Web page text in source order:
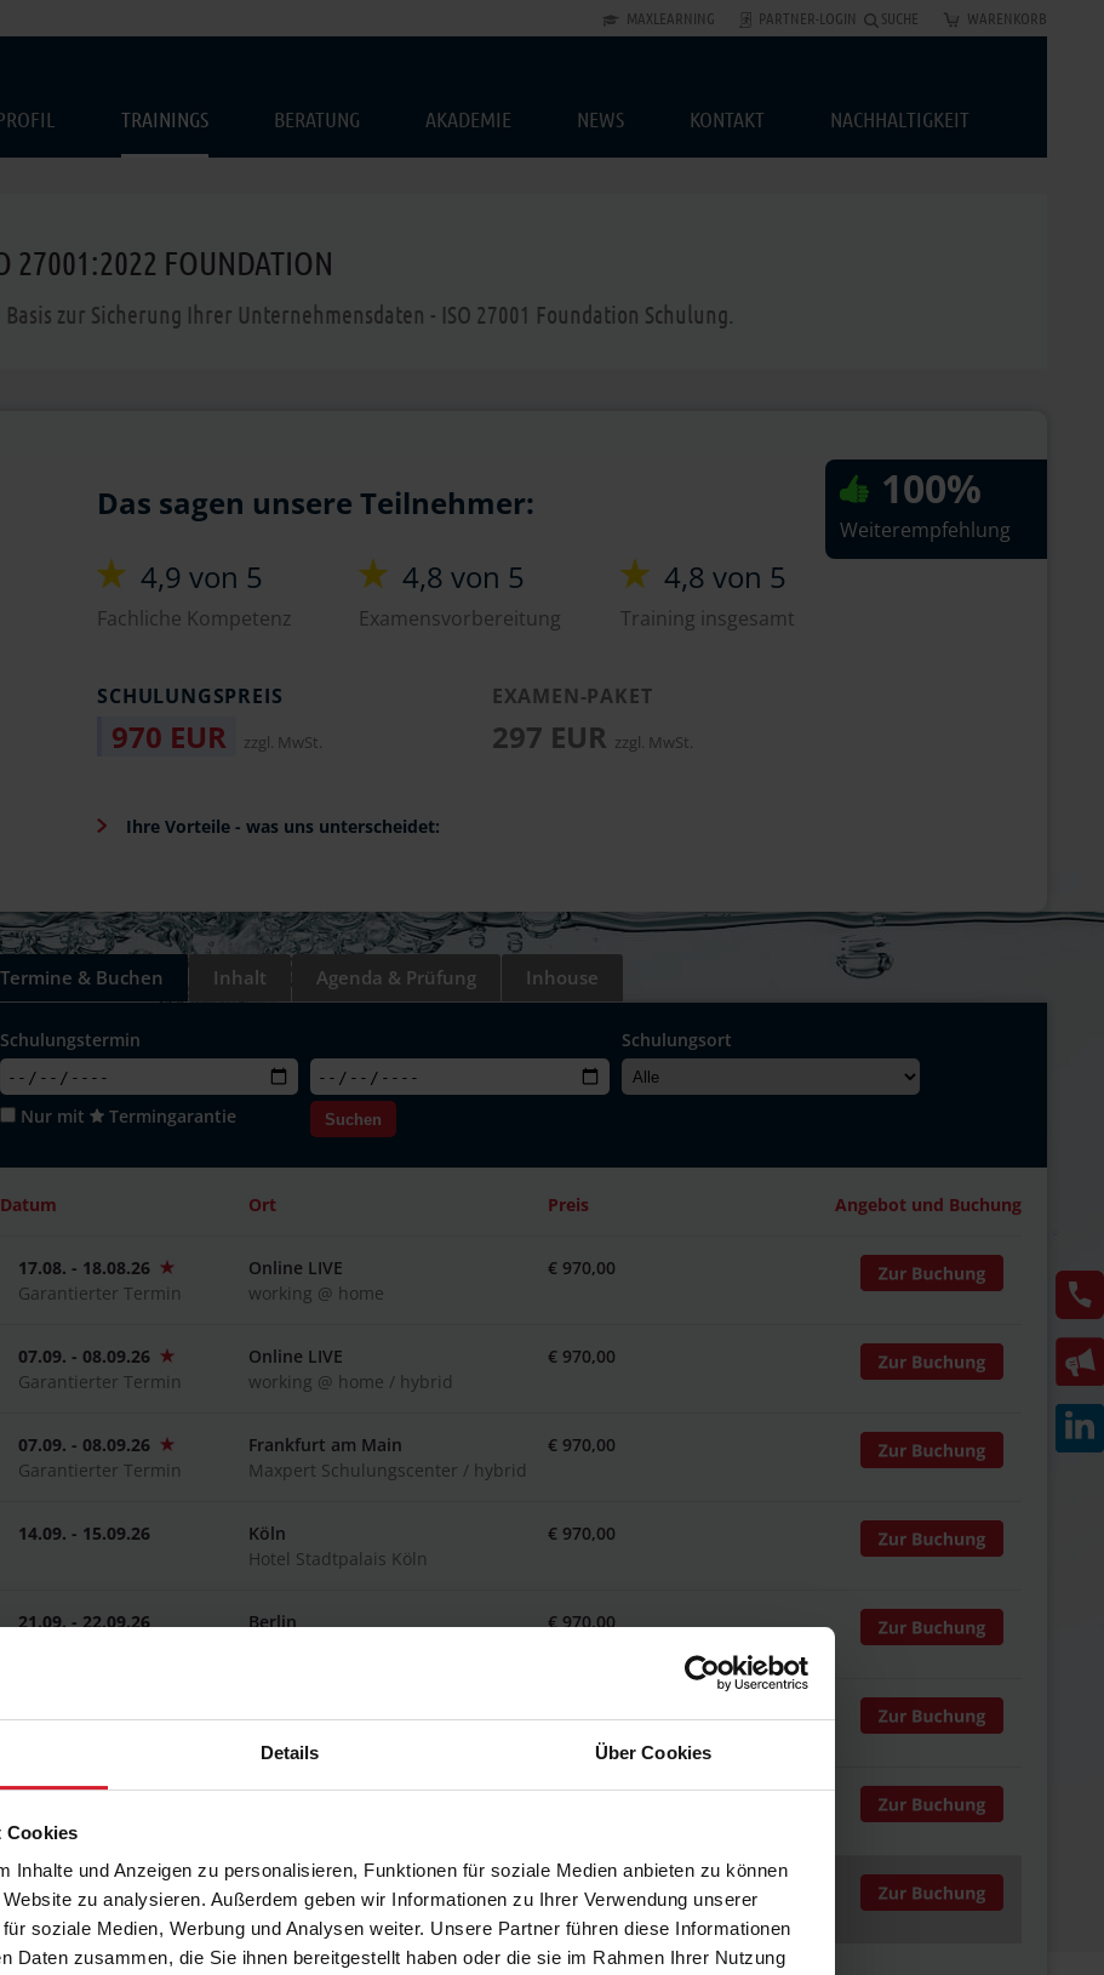
Details Über Cookies
Cookies
Inhalte und Anzeigen zu personalisieren, Funktionen für soziale Medien anbieten zu können
zu analysieren. Außerdem geben wir Informationen zu Ihrer Verwendung unserer
soziale Medien, Werbung und Analysen weiter. Unsere Partner führen diese Informationen
Daten zusammen, die Sie ihnen bereitgestellt haben oder die sie im Rahmen Ihrer Nutzung
MAXLEARNING PARTNER-LOGIN SUCHE WARENKORB
TRAININGS BERATUNG AKADEMIE NEWS KONTAKT NACHHALTIGKEIT
27001:2022 FOUNDATION
Basis zur Sicherung Ihrer Unternehmensdaten - ISO 27001 Foundation Schulung.
100%
Weiterempfehlung
Das sagen unsere Teilnehmer:
4,9 von 5
Fachliche Kompetenz
4,8 von 5
Examensvorbereitung
4,8 von 5
Training insgesamt
SCHULUNGSPREIS
970 EUR zzgl. MwSt.
EXAMEN-PAKET
297 EUR zzgl. MwSt.
Ihre Vorteile - was uns unterscheidet:
Termine & Buchen Inhalt Agenda & Prüfung Inhouse
Schulungstermin Schulungsort
Nur mit Termingarantie Suchen
Datum Ort Preis Angebot und Buchung
17.08. - 18.08.26
Garantierter Termin
Online LIVE
working @ home
€ 970,00
07.09. - 08.09.26
Garantierter Termin
Online LIVE
working @ home / hybrid
€ 970,00
07.09. - 08.09.26
Garantierter Termin
Frankfurt am Main
Maxpert Schulungscenter / hybrid
€ 970,00
14.09. - 15.09.26
Köln
Hotel Stadtpalais Köln
€ 970,00
21.09. - 22.09.26
Berlin
€ 970,00
12.10. - 13.10.26
Garantierter Termin
Online LIVE
working @ home
€ 970,00